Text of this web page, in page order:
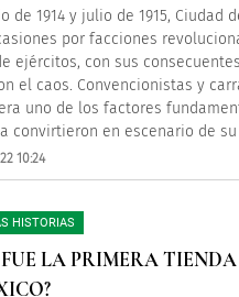
de 1914 y julio de 1915, Ciudad
por facciones
ejércitos, con sus
el caos. Convencionistas y
uno de los factores
convirtieron en escenario de
10:24
HISTORIAS
FUE LA PRIMERA